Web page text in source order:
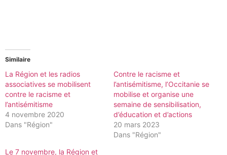
Similaire
La Région et les radios
associatives se mobilisent
contre le racisme et
l’antisémitisme
4 novembre 2020
Dans "Région"
Contre le racisme et
l’antisémitisme, l’Occitanie se
mobilise et organise une
semaine de sensibilisation,
d’éducation et d’actions
20 mars 2023
Dans "Région"
Le 7 novembre, la Région et